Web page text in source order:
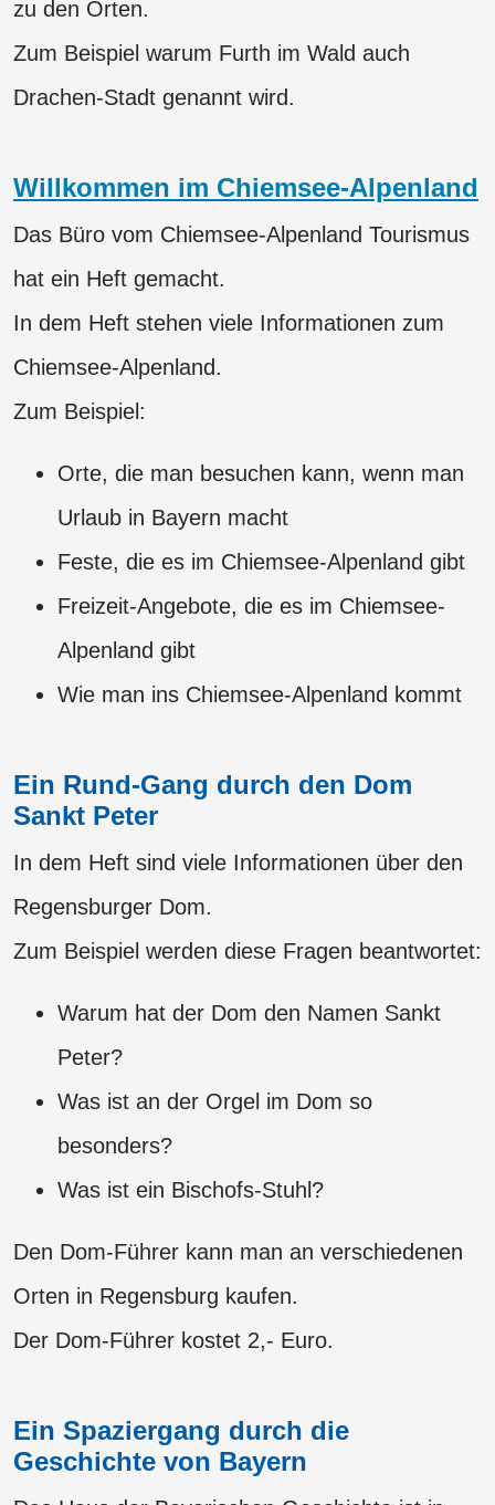
zu den Orten.
​​​​​​​Zum Beispiel warum Furth im Wald auch
Drachen-Stadt genannt wird.
Willkommen im Chiemsee-Alpenland
Das Büro vom Chiemsee-Alpenland Tourismus
hat ein Heft gemacht.
​​​​​​​In dem Heft stehen viele Informationen zum
Chiemsee-Alpenland.
​​​​​​​Zum Beispiel:
Orte, die man besuchen kann, wenn man
Urlaub in Bayern macht
Feste, die es im Chiemsee-Alpenland gibt
Freizeit-Angebote, die es im Chiemsee-
Alpenland gibt
Wie man ins Chiemsee-Alpenland kommt
Ein Rund-Gang durch den Dom
Sankt Peter
In dem Heft sind viele Informationen über den
Regensburger Dom.
​​​​​​​Zum Beispiel werden diese Fragen beantwortet:
Warum hat der Dom den Namen Sankt
Peter?
Was ist an der Orgel im Dom so
besonders?
Was ist ein Bischofs-Stuhl?
Den Dom-Führer kann man an verschiedenen
Orten in Regensburg kaufen.
​​​​​​​Der Dom-Führer kostet 2,- Euro.
Ein Spaziergang durch die
Geschichte von Bayern